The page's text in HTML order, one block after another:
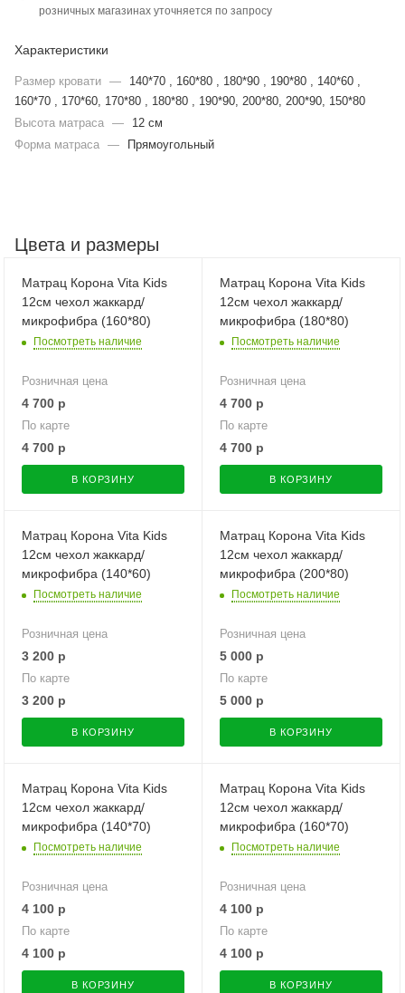
розничных магазинах уточняется по запросу
Характеристики
Размер кровати —
140*70 , 160*80 , 180*90 , 190*80 , 140*60 ,
160*70 , 170*60, 170*80 , 180*80 , 190*90, 200*80, 200*90, 150*80
Высота матраса —
12 см
Форма матраса — Прямоугольный
Цвета и размеры
Матрац Корона Vita Kids
12см чехол жаккард/
микрофибра (160*80)
Посмотреть наличие
Розничная цена
4 700 р
По карте
4 700 р
В КОРЗИНУ
Матрац Корона Vita Kids
12см чехол жаккард/
микрофибра (180*80)
Посмотреть наличие
Розничная цена
4 700 р
По карте
4 700 р
В КОРЗИНУ
Матрац Корона Vita Kids
12см чехол жаккард/
микрофибра (140*60)
Посмотреть наличие
Розничная цена
3 200 р
По карте
3 200 р
В КОРЗИНУ
Матрац Корона Vita Kids
12см чехол жаккард/
микрофибра (200*80)
Посмотреть наличие
Розничная цена
5 000 р
По карте
5 000 р
В КОРЗИНУ
Матрац Корона Vita Kids
12см чехол жаккард/
микрофибра (140*70)
Посмотреть наличие
Розничная цена
4 100 р
По карте
4 100 р
В КОРЗИНУ
Матрац Корона Vita Kids
12см чехол жаккард/
микрофибра (160*70)
Посмотреть наличие
Розничная цена
4 100 р
По карте
4 100 р
В КОРЗИНУ